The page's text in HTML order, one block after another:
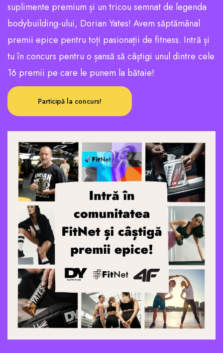
suplimente premium și un tricou semnat de legenda
bodybuilding-ului, Dorian Yates! Avem săptămânal
premii epice pentru toți pasionații de fitness. Intră și
tu în concurs pentru o șansă să câștigi unul dintre cele
16 premii pe care le punem la bătaie!
Participă la concurs!